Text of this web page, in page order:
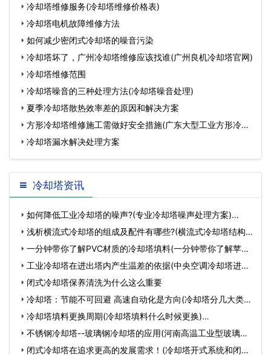
冷却塔维修服务(冷却塔维修价格表)
冷却塔电机故障维修方法
如何减少密闭式冷却塔的噪音污染
冷却塔坏了，广州冷却塔维修应该找谁(广州良机冷却塔官网)
冷却塔维修范围
冷却塔噪音的三种处理方法(冷却塔噪音处理)
夏季冷却塔散热效率差的原因和解决方案
方形冷却塔维修施工需做好安全措施(广东大型工业方形冷却
塔 冷却塔漏水解决处理方案
冷却塔资讯
如何降低工业冷却塔的噪声?(专业冷却塔噪声处理方案)…
浅析横流式冷却塔的组成及配件有哪些?(横流式冷却塔结构
图)…
一分钟带你了解PVC材质的冷却塔填料(一分钟带你了解苹果
手…工业冷却塔在进出塔内产生温差的依据(中央空调冷却塔进出
水…闭式冷却塔保养清洗为什么这么重要
冷却塔：节能不可回避 高速自动化是方向(冷却塔分几大类)
… 冷却塔填料更换周期(冷却塔填料什么时候更换)…
不锈钢冷却塔--玻璃钢冷却塔的应用(河南高温工业型玻璃钢
冷…闭式冷却塔在追求更高的发展需求！(冷却塔开式系统和闭式